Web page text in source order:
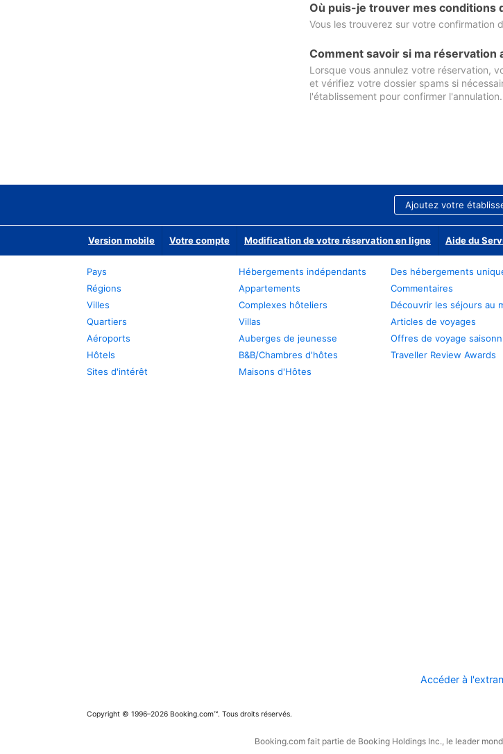
Où puis-je trouver mes conditions
Vous les trouverez sur votre confirmation
Comment savoir si ma réservation
Lorsque vous annulez votre réservation,
et vérifiez votre dossier spams si
l'établissement pour confirmer l'annulation.
Ajoutez votre
Version mobile Votre compte Modification de votre réservation en ligne Aide du
Pays
Régions
Villes
Quartiers
Aéroports
Hôtels
Sites d'intérêt
Hébergements indépendants
Appartements
Complexes hôteliers
Villas
Auberges de jeunesse
B&B/Chambres d'hôtes
Maisons d'Hôtes
Des hébergements
Commentaires
Découvrir les séjours au
Articles de voyages
Offres de voyage
Traveller Review Awards
Accéder à
Copyright © 1996–2026 Booking.com™. Tous droits réservés.
Booking.com fait partie de Booking Holdings Inc., le leader